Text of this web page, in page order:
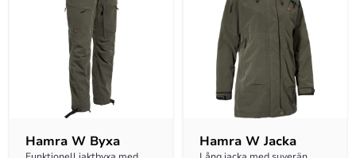
Hamra W Byxa Hamra W Jacka